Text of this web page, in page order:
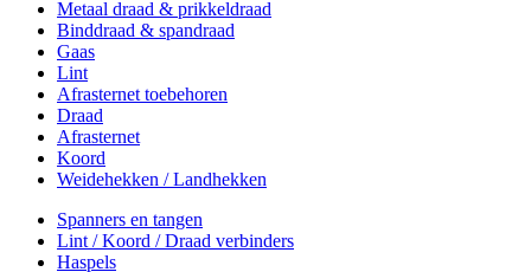
Metaal draad & prikkeldraad
Binddraad & spandraad
Gaas
Lint
Afrasternet toebehoren
Draad
Afrasternet
Koord
Weidehekken / Landhekken
Spanners en tangen
Lint / Koord / Draad verbinders
Haspels